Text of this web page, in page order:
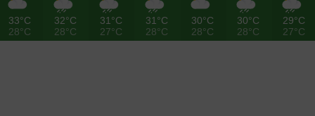
33°C
28°C
32°C
28°C
31°C
27°C
31°C
28°C
30°C
28°C
30°C
28°C
29°C
27°C